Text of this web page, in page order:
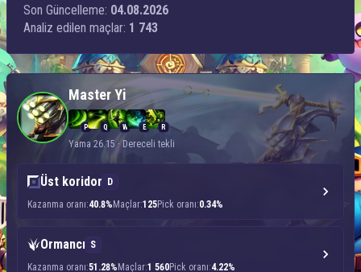
Son Güncelleme: 04.08.2026
Analiz edilen maçlar: 1 743
Master Yi
P Q W E R
Yama 26.15 · Dereceli tekli
Üst koridor
D
Kazanma oranı:40.8% Maçlar:125Pick oranı:0.34%
Ormancı S
Kazanma oranı:51.28% Maçlar:1 560Pick oranı:4.22%